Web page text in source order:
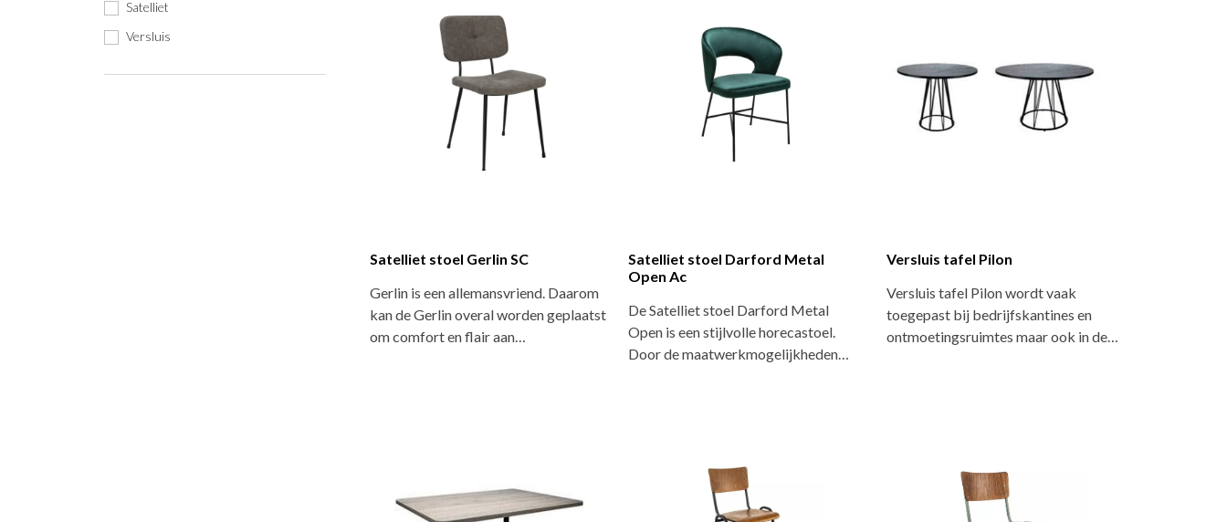
Satelliet
Versluis
Satelliet stoel Gerlin SC
Gerlin is een allemansvriend. Daarom
kan de Gerlin overal worden geplaatst
om comfort en flair aan…
Satelliet stoel Darford Metal
Open Ac
De Satelliet stoel Darford Metal
Open is een stijlvolle horecastoel.
Door de maatwerkmogelijkheden…
Versluis tafel Pilon
Versluis tafel Pilon wordt vaak
toegepast bij bedrijfskantines en
ontmoetingsruimtes maar ook in de…